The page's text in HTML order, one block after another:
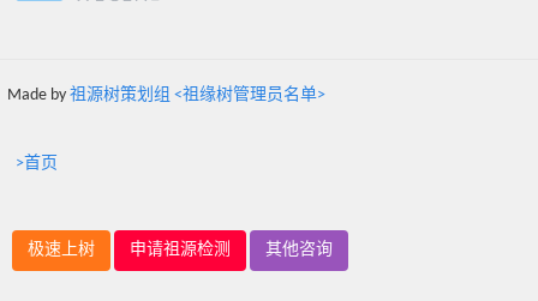
Made by 祖源树策划组 <祖缘树管理员名单>
>首页
极速上树 申请祖源检测 其他咨询